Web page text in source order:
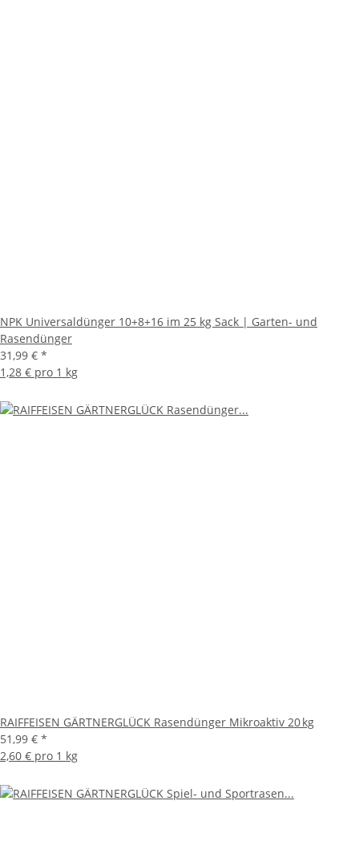
NPK Universaldünger 10+8+16 im 25 kg Sack | Garten- und
Rasendünger
31,99 € *
1,28 € pro 1 kg
RAIFFEISEN GÄRTNERGLÜCK Rasendünger Mikroaktiv 20 kg
51,99 € *
2,60 € pro 1 kg